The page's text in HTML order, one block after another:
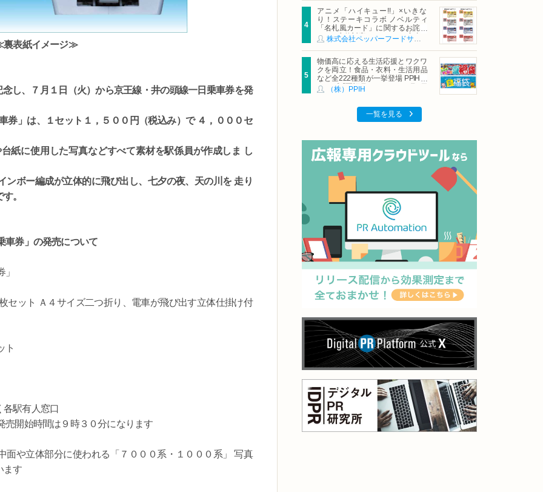
表紙イメージ≫
し、７月１日（火）から京王線・井の頭線一日乗車券を発
」は、１セット１，５００円（税込み）で ４，０００セ
紙に使用した写真などすべて素材を駅係員が作成しま し
ボー編成が立体的に飛び出し、七夕の夜、天の川を 走り
。
車券」の発売について
セット Ａ４サイズ二つ折り、電車が飛び出す立体仕掛け付
ト
各駅有人窓口
開始時間は９時３０分になります
面や立体部分に使われる「７０００系・１０００系」 写真
ます
アニメ「ハイキュー!!」×いきな
り！ステーキコラボ ノベルティ
「名札風カード」に関するお詫び
および交換対応についてのご案内
物価高に応える生活応援とワクワ
クを両立！食品・衣料・生活用品
など全222種類が一挙登場 PPIHグ
ループ「夏福袋」＆セール 8月6日
(木)より順次スタート
（株）PPIH
一覧を見る